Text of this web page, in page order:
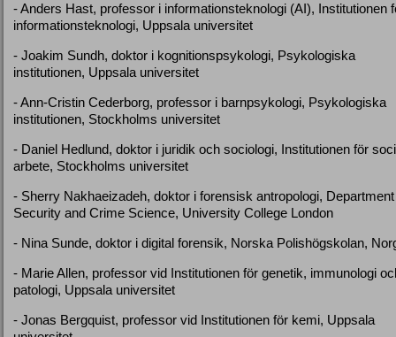
- Anders Hast, professor i informationsteknologi (AI), Institutionen
informationsteknologi, Uppsala universitet
- Joakim Sundh, doktor i kognitionspsykologi, Psykologiska
institutionen, Uppsala universitet
- Ann-Cristin Cederborg, professor i barnpsykologi, Psykologiska
institutionen, Stockholms universitet
- Daniel Hedlund, doktor i juridik och sociologi, Institutionen för
arbete, Stockholms universitet
- Sherry Nakhaeizadeh, doktor i forensisk antropologi,
Security and Crime Science, University College London
- Nina Sunde, doktor i digital forensik, Norska Polishögskolan,
- Marie Allen, professor vid Institutionen för genetik, immunologi
patologi, Uppsala universitet
- Jonas Bergquist, professor vid Institutionen för kemi, Uppsala